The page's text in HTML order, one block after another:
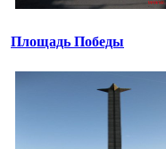
Площадь Победы